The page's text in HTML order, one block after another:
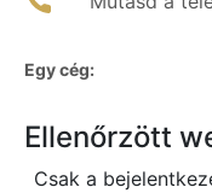
Egy cég:
Ellenőrzött
Csak a